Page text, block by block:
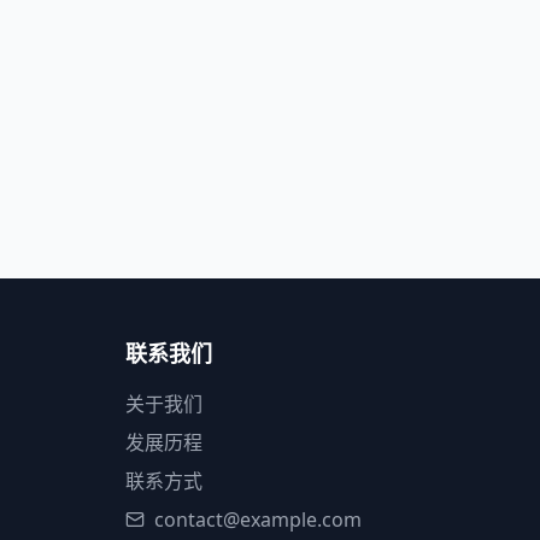
联系我们
关于我们
发展历程
联系方式
contact@example.com